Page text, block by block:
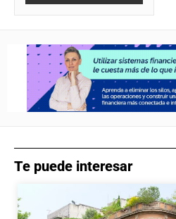
Te puede interesar